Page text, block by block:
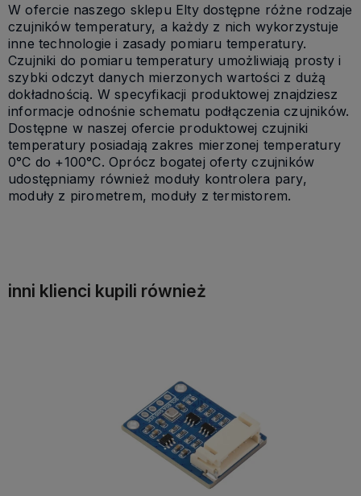
W ofercie naszego sklepu Elty dostępne różne rodzaje
czujników temperatury, a każdy z nich wykorzystuje
inne technologie i zasady pomiaru temperatury.
Czujniki do pomiaru temperatury umożliwiają prosty i
szybki odczyt danych mierzonych wartości z dużą
dokładnością. W specyfikacji produktowej znajdziesz
informacje odnośnie schematu podłączenia czujników.
Dostępne w naszej ofercie produktowej czujniki
temperatury posiadają zakres mierzonej temperatury
0°C do +100°C. Oprócz bogatej oferty czujników
udostępniamy również moduły kontrolera pary,
moduły z pirometrem, moduły z termistorem.
inni klienci kupili również